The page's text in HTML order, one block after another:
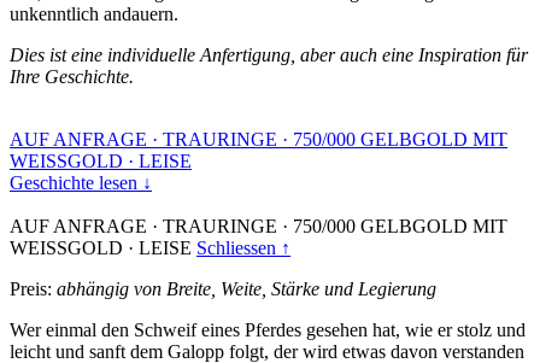
unkenntlich andauern.
Dies ist eine individuelle Anfertigung, aber auch eine Inspiration für
Ihre Geschichte.
AUF ANFRAGE · TRAURINGE · 750/000 GELBGOLD MIT
WEISSGOLD · LEISE
Geschichte lesen ↓
AUF ANFRAGE · TRAURINGE · 750/000 GELBGOLD MIT
WEISSGOLD · LEISE Schliessen ↑
Preis: abhängig von Breite, Weite, Stärke und Legierung
Wer einmal den Schweif eines Pferdes gesehen hat, wie er stolz und
leicht und sanft dem Galopp folgt, der wird etwas davon verstanden